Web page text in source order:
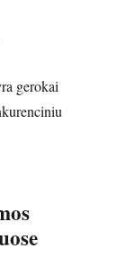
gerokai